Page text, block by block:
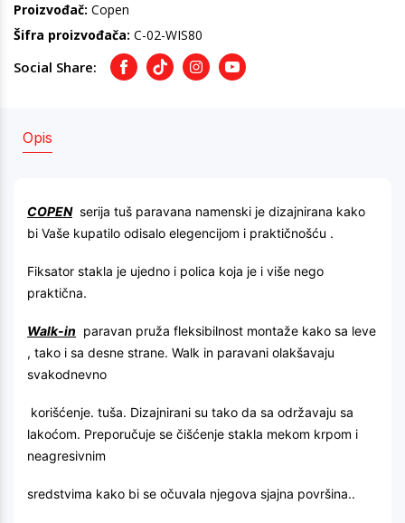
Proizvođač: Copen
Šifra proizvođača: C-02-WIS80
Social Share: FacebookTikTokInstagramYoutube
Opis
COPEN serija tuš paravana namenski je dizajnirana kako
bi Vaše kupatilo odisalo elegencijom i praktičnošću .
Fiksator stakla je ujedno i polica koja je i više nego
praktična.
Walk-in paravan pruža fleksibilnost montaže kako sa leve
, tako i sa desne strane. Walk in paravani olakšavaju
svakodnevno
korišćenje. tuša. Dizajnirani su tako da sa održavaju sa
lakoćom. Preporučuje se čišćenje stakla mekom krpom i
neagresivnim
sredstvima kako bi se očuvala njegova sjajna površina..